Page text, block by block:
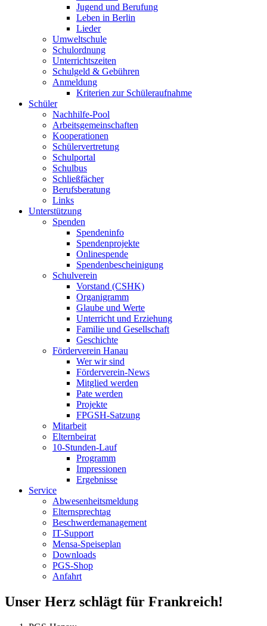
Jugend und Berufung
Leben in Berlin
Lieder
Umweltschule
Schulordnung
Unterrichtszeiten
Schulgeld & Gebühren
Anmeldung
Kriterien zur Schüleraufnahme
Schüler
Nachhilfe-Pool
Arbeitsgemeinschaften
Kooperationen
Schülervertretung
Schulportal
Schulbus
Schließfächer
Berufsberatung
Links
Unterstützung
Spenden
Spendeninfo
Spendenprojekte
Onlinespende
Spendenbescheinigung
Schulverein
Vorstand (CSHK)
Organigramm
Glaube und Werte
Unterricht und Erziehung
Familie und Gesellschaft
Geschichte
Förderverein Hanau
Wer wir sind
Förderverein-News
Mitglied werden
Pate werden
Projekte
FPGSH-Satzung
Mitarbeit
Elternbeirat
10-Stunden-Lauf
Programm
Impressionen
Ergebnisse
Service
Abwesenheitsmeldung
Elternsprechtag
Beschwerdemanagement
IT-Support
Mensa-Speiseplan
Downloads
PGS-Shop
Anfahrt
Unser Herz schlägt für Frankreich!